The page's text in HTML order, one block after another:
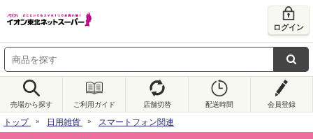
ログイン
売場から探す ご利用ガイド 店舗切替 配送時間 会員登録
トップ 日用雑貨 スマートフォン関連